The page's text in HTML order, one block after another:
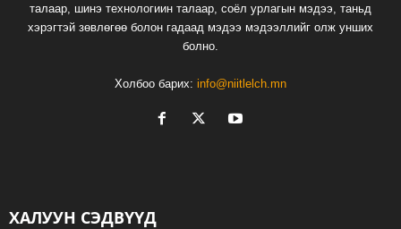
талаар, шинэ технологиин талаар, соёл урлагын мэдээ, таньд
хэрэгтэй зөвлөгөө болон гадаад мэдээ мэдээллийг олж унших
болно.
Холбоо барих: info@niitlelch.mn
ХАЛУУН СЭДВҮҮД